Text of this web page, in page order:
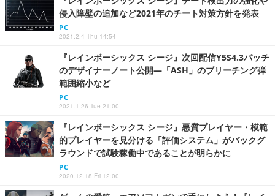
侵入障壁の追加など2021年のチート対策方針を発表
PC
2021.2.4 Thu 14:54
『レインボーシックス シージ』次回配信Y5S4.3パッチ
のデザイナーノート公開―「ASH」のブリーチング弾
範囲縮小など
PC
2021.1.26 Tue 21:00
『レインボーシックス シージ』悪質プレイヤー・模範
的プレイヤーを見分ける「評価システム」がバックグ
ラウンドで試験稼働中であることが明らかに
PC
2020.12.18 Fri 12:00